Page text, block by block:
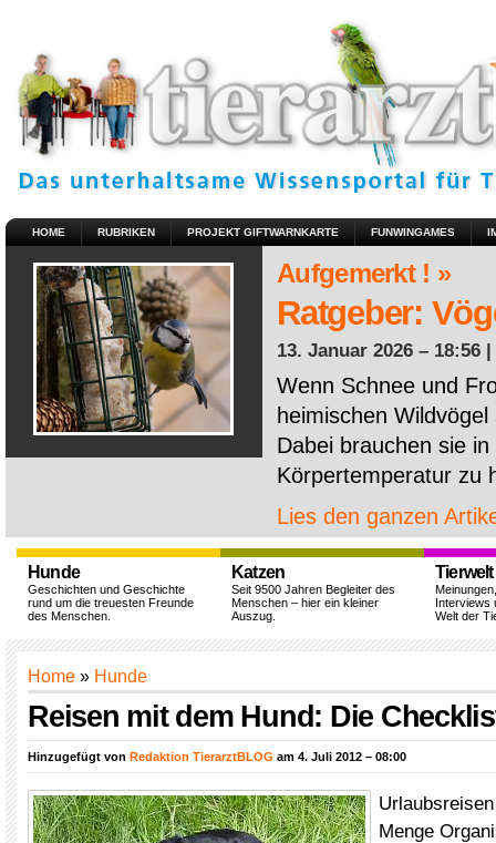
HOME RUBRIKEN PROJEKT GIFTWARNKARTE FUNWINGAMES
Aufgemerkt ! »
Ratgeber:
13. Januar 2026 – 18:56 |
Wenn Schnee und
heimischen
Dabei brauchen sie
Körpertemperatur zu
Lies den ganzen
Hunde
Geschichten und Geschichte
rund um die treuesten Freunde
des Menschen.
Katzen
Seit 9500 Jahren Begleiter des
Menschen – hier ein kleiner
Auszug.
Tierwelt
Interviews
Welt der
Home » Hunde
Reisen mit dem Hund: Die
Hinzugefügt von Redaktion TierarztBLOG am 4. Juli 2012 – 08:00
Menge